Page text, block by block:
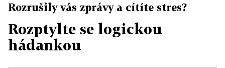
Rozrušily vás zprávy a cítíte stres?
Rozptylte se logickou
hádankou